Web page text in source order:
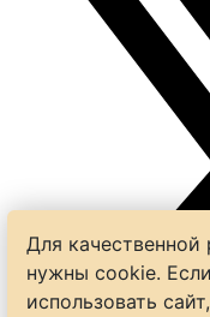
Для качественной
нужны cookie.
использовать